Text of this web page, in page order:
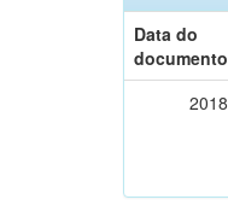
Data do
documento
2018